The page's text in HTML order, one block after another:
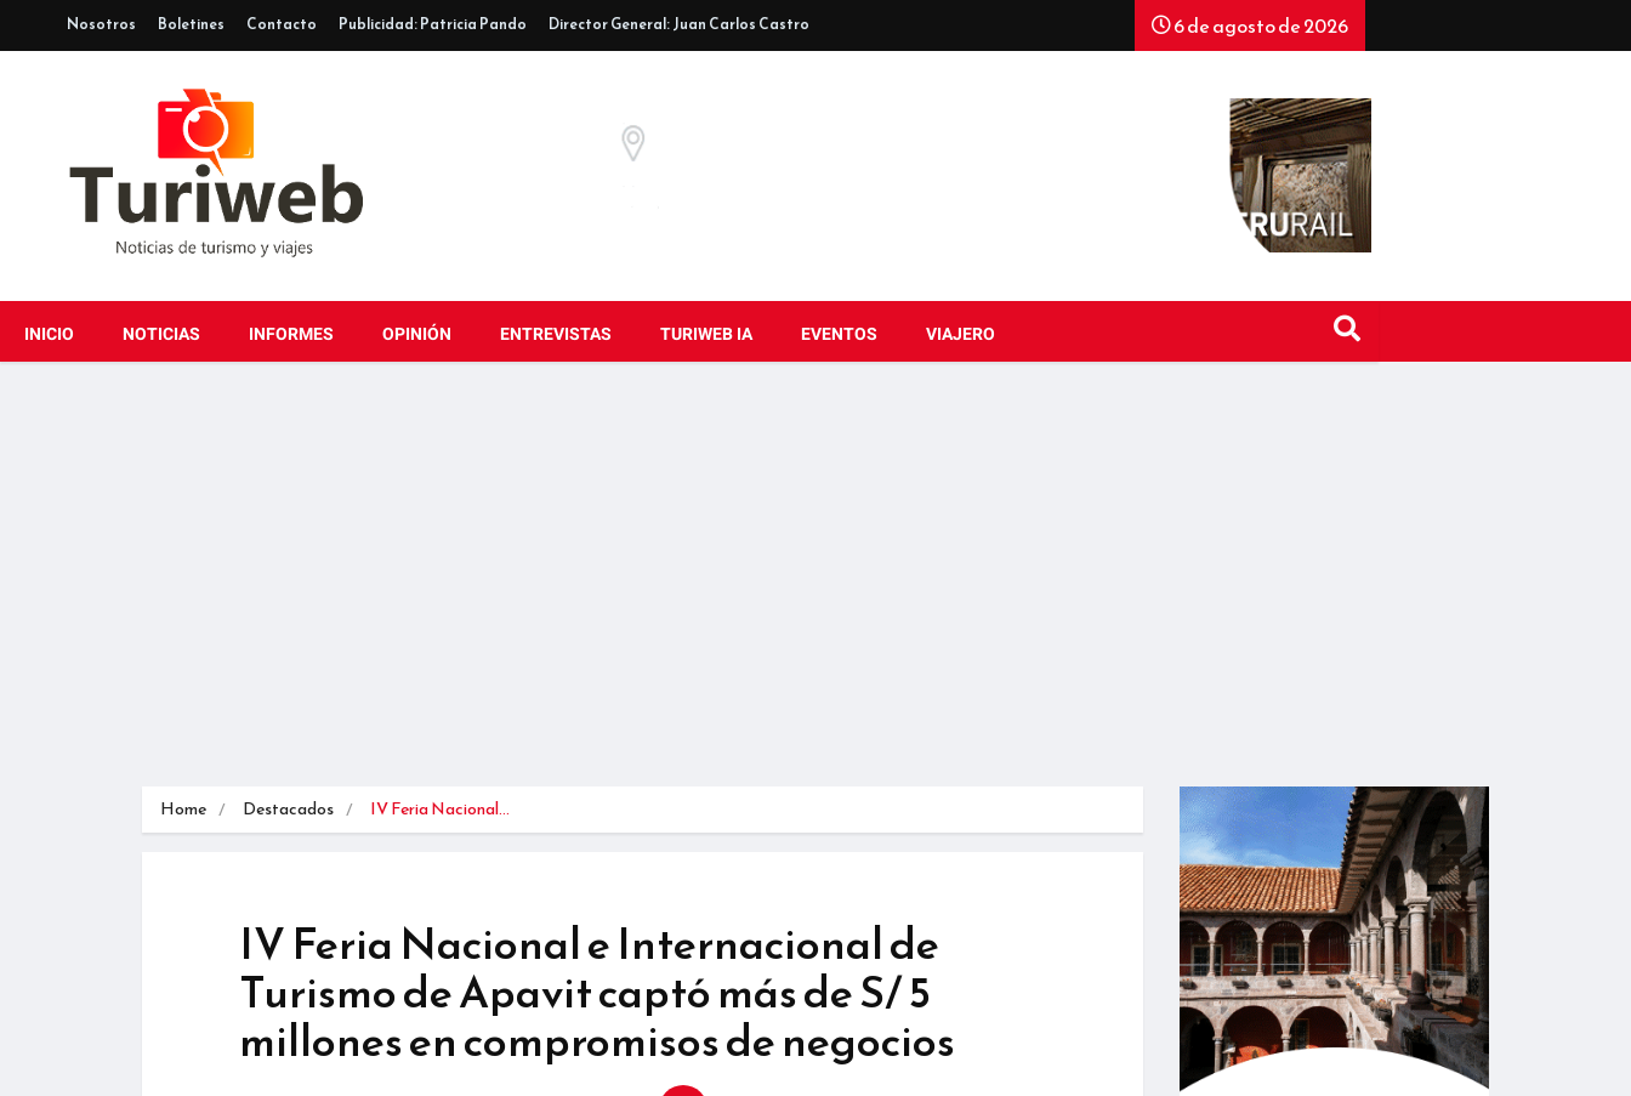
Nosotros Boletines Contacto Publicidad: Patricia Pando Director General: Juan Carlos Castro 6 de agosto de 2026
INICIO NOTICIAS INFORMES OPINIÓN ENTREVISTAS TURIWEB IA EVENTOS VIAJERO
Home Destacados IV Feria Nacional…
IV Feria Nacional e Internacional de
Turismo de Apavit captó más de S/ 5
millones en compromisos de negocios